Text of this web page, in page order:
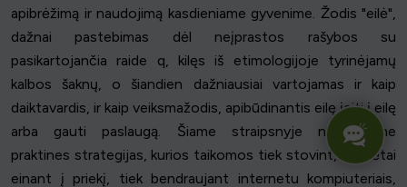
apibrėžimą ir naudojimą kasdieniame gyvenime. Žodis "eilė",
dažnai pastebimas dėl neįprastos rašybos su
pasikartojančia raide q, kilęs iš etimologijoje tyrinėjamų
kalbos šaknų, o šiandien dažniausiai vartojamas ir kaip
daiktavardis, ir kaip veiksmažodis, apibūdinantis eilę įeiti į eilę
arba gauti paslaugą. Šiame straipsnyje nagrinėjame
praktines strategijas, kurios taikomos tiek stovint, tiek lėtai
einant į priekį, tiek bendraujant internetu kompiuteriais,